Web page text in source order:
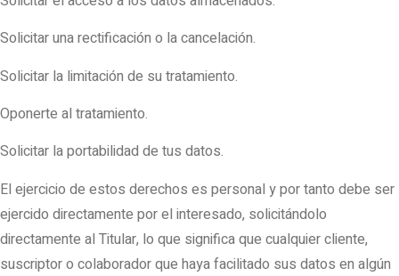
Solicitar una rectificación o la cancelación.
Solicitar la limitación de su tratamiento.
Oponerte al tratamiento.
Solicitar la portabilidad de tus datos.
El ejercicio de estos derechos es personal y por tanto debe ser
ejercido directamente por el interesado, solicitándolo
directamente al Titular, lo que significa que cualquier cliente,
suscriptor o colaborador que haya facilitado sus datos en algún